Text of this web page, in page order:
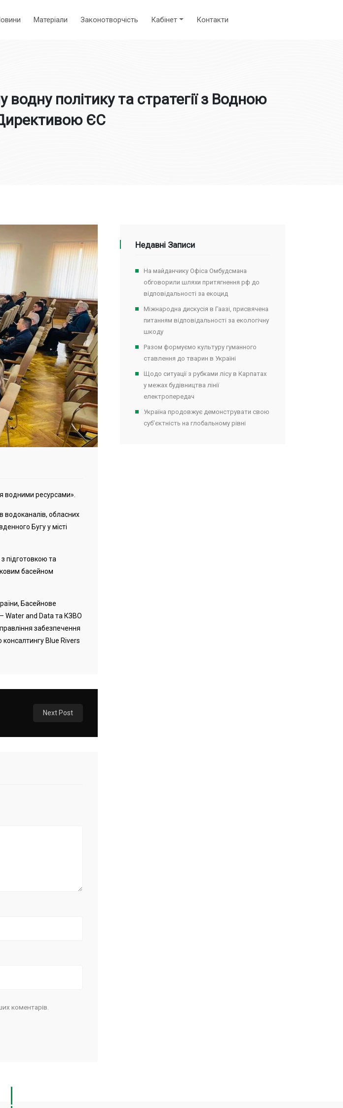
Матеріали Законотворчість Кабінет Контакти
політику та стратегії з Водною
ЄС
водними ресурсами».
водоканалів, обласних
Бугу у місті
підготовкою та
басейном
Басейнове
Water and Data та КЗВО
забезпечення
Blue Rivers
Next Post
коментарів.
Недавні Записи
На майданчику Офіса Омбудсмана
обговорили шляхи притягнення рф до
відповідальності за екоцид
Міжнародна дискусія в Гаазі, присвячена
питанням відповідальності за екологічну
шкоду
Разом формуємо культуру гуманного
ставлення до тварин в Україні
Щодо ситуації з рубками лісу в Карпатах
у межах будівництва лінії
електропередач
Україна продовжує демонструвати свою
суб’єктність на глобальному рівні